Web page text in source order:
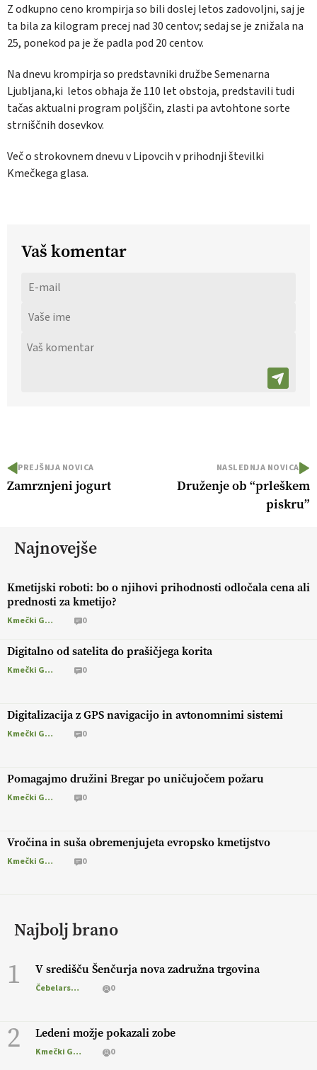
Z odkupno ceno krompirja so bili doslej letos zadovoljni, saj je
ta bila za kilogram precej nad 30 centov; sedaj se je znižala na
25, ponekod pa je že padla pod 20 centov.
Na dnevu krompirja so predstavniki družbe Semenarna
Ljubljana,ki letos obhaja že 110 let obstoja, predstavili tudi
tačas aktualni program poljščin, zlasti pa avtohtone sorte
strniščnih dosevkov.
Več o strokovnem dnevu v Lipovcih v prihodnji številki
Kmečkega glasa.
Vaš komentar
PREJŠNJA NOVICA
Zamrznjeni jogurt
NASLEDNJA NOVICA
Druženje ob “prleškem
piskru”
Najnovejše
Kmetijski roboti: bo o njihovi prihodnosti odločala cena ali
prednosti za kmetijo?
Kmečki Glas 0
Digitalno od satelita do prašičjega korita
Kmečki Glas 0
Digitalizacija z GPS navigacijo in avtonomnimi sistemi
Kmečki Glas 0
Pomagajmo družini Bregar po uničujočem požaru
Kmečki Glas 0
Vročina in suša obremenjujeta evropsko kmetijstvo
Kmečki Glas 0
Najbolj brano
1 V središču Šenčurja nova zadružna trgovina
Čebelarstvo 0
2 Ledeni možje pokazali zobe
Kmečki Glas 0